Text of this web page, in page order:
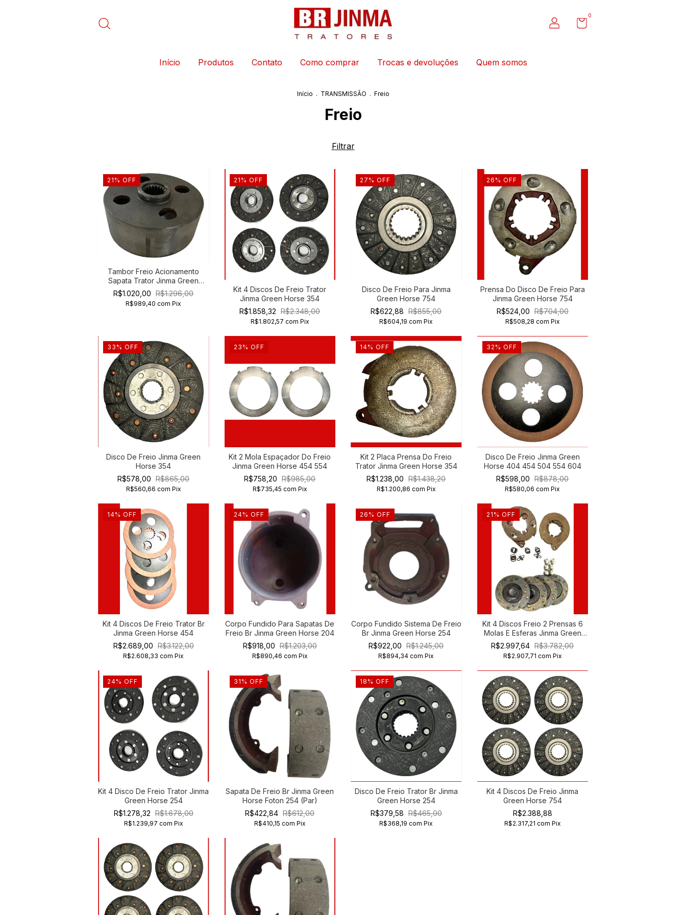
0
Início Produtos Contato Como comprar Trocas e devoluções Quem somos
Início . TRANSMISSÃO . Freio
Freio
Filtrar
21 % OFF
Tambor Freio Acionamento
Sapata Trator Jinma Green
Horse 204
R$1.020,00 R$1.296,00
R$989,40com Pix
21 % OFF
Kit 4 Discos De Freio Trator
Jinma Green Horse 354
R$1.858,32
R$2.348,00
R$1.802,57 com Pix
27 % OFF
Disco De Freio Para Jinma
Green Horse 754
R$622,88
R$855,00
R$604,19com Pix
26 % OFF
Prensa Do Disco De Freio Para
Jinma Green Horse 754
R$524,00 R$704,00
R$508,28 com Pix
33 % OFF
Disco De Freio Jinma Green
Horse 354
R$578,00
R$865,00
R$560,66 com Pix
23 % OFF
Kit 2 Mola Espaçador Do Freio
Jinma Green Horse 454 554
R$758,20
R$985,00
R$735,45 com Pix
14% OFF
Kit 2 Placa Prensa Do Freio
Trator Jinma Green Horse 354
R$1.238,00
R$1.438,20
R$1.200,86 com Pix
32 % OFF
Disco De Freio Jinma Green
Horse 404 454 504 554 604
R$598,00
R$878,00
R$580,06com Pix
14% OFF
Kit 4 Discos De Freio Trator Br
Jinma Green Horse 454
R$2.689,00 R$3.122,00
R$2.608,33com Pix
24% OFF
Corpo Fundido Para Sapatas De
Freio Br Jinma Green Horse 204
R$918,00 R$1.203,00
R$890,46 com Pix
26 % OFF
Corpo Fundido Sistema De Freio
Br Jinma Green Horse 254
R$922,00
R$1.245,00
R$894,34com Pix
21 % OFF
Kit 4 Discos Freio 2 Prensas 6
Molas E Esferas Jinma Green
Horse 254
R$2.997,64 R$3.782,00
R$2.907,71 com Pix
24% OFF
Kit 4 Disco De Freio Trator Jinma
Green Horse 254
R$1.278,32 R$1.678,00
R$1.239,97 com Pix
31 % OFF
Sapata De Freio Br Jinma Green
Horse Foton 254 (Par)
R$422,84 R$612,00
R$410,15 com Pix
18 % OFF
Disco De Freio Trator Br Jinma
Green Horse 254
R$379,58 R$465,00
R$368,19com Pix
Kit 4 Discos De Freio Jinma
Green Horse 754
R$2.388,88
R$2.317,21 com Pix